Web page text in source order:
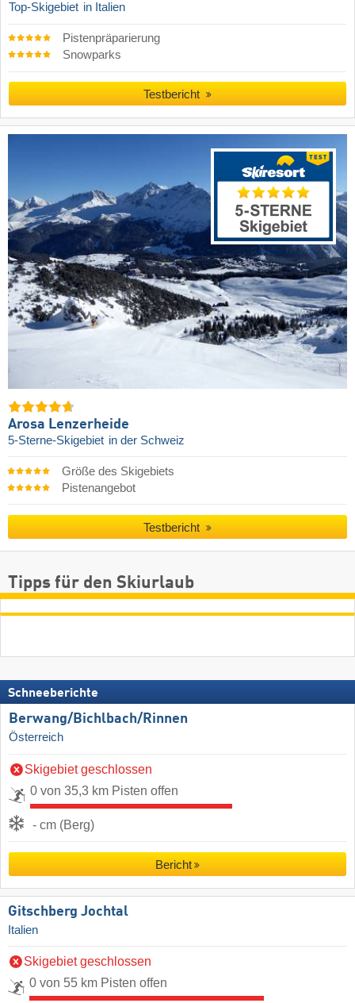
Top-Skigebiet in Italien
Pistenpräparierung
Snowparks
Testbericht
Arosa Lenzerheide
5-Sterne-Skigebiet in der Schweiz
Größe des Skigebiets
Pistenangebot
Testbericht
Tipps für den Skiurlaub
Schneeberichte
Berwang/​Bichlbach/​Rinnen
Österreich
Skigebiet geschlossen
0 von 35,3 km Pisten offen
- cm (Berg)
Bericht
Gitschberg Jochtal
Italien
Skigebiet geschlossen
0 von 55 km Pisten offen